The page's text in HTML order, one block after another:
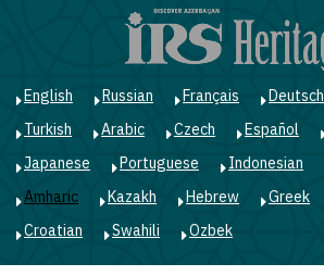
English Russian Français Deutsch
Turkish
Arabic Czech Español
Japanese
Portuguese Indonesian
Amharic
Kazakh Hebrew Greek
Croatian
Swahili Ozbek